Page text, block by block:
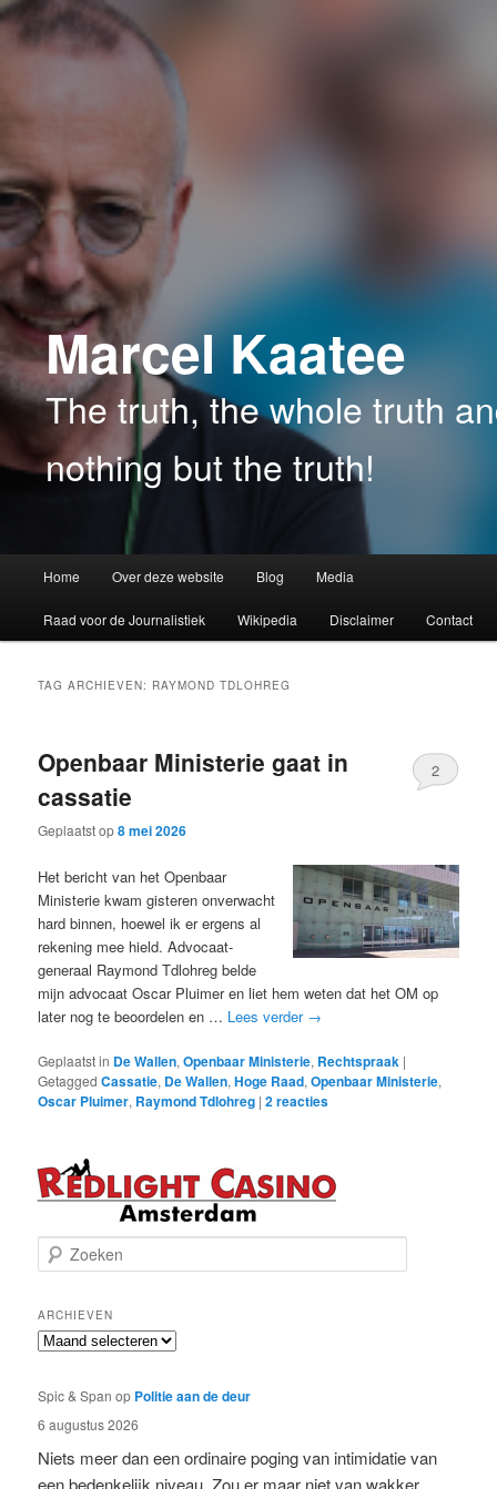
Spring
Spring
Marcel Kaatee
The truth, the whole truth
nothing but the truth!
Home Over deze website Blog Media
Raad voor de Journalistiek Wikipedia Disclaimer Contact
TAG ARCHIEVEN: RAYMOND TDLOHREG
Openbaar Ministerie gaat in
cassatie
Geplaatst op8 mei 2026
2
Het bericht van het Openbaar
Ministerie kwam gisteren onverwacht
hard binnen, hoewel ik er ergens al
rekening mee hield. Advocaat-
generaal Raymond Tdlohreg belde
mijn advocaat Oscar Pluimer en liet hem weten dat het OM op
later nog te beoordelen en … Lees verder →
Geplaatst in De Wallen,Openbaar Ministerie, Rechtspraak |
Getagged Cassatie, De Wallen,Hoge Raad,Openbaar Ministerie,
Oscar Pluimer, Raymond Tdlohreg |2reacties
o
k
e
n
ARCHIEVEN
Archieven
Spic & Span op Politie aan de deur
6 augustus 2026
Niets meer dan een ordinaire poging van intimidatie van
een bedenkelijk niveau. Zou er maar niet van wakker